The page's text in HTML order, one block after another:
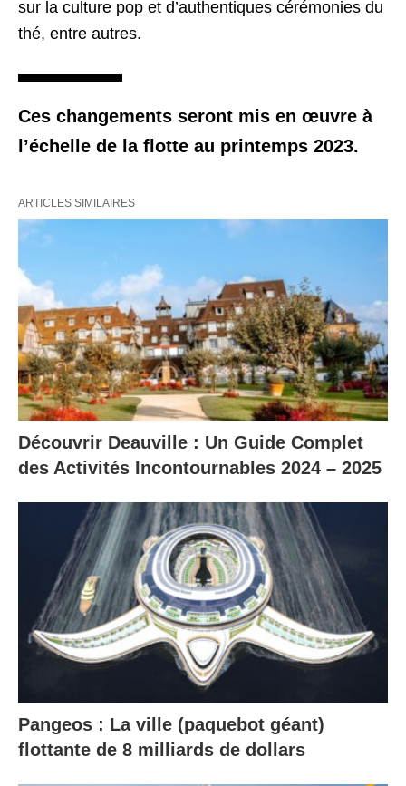
sur la culture pop et d’authentiques cérémonies du
thé, entre autres.
Ces changements seront mis en œuvre à
l’échelle de la flotte au printemps 2023.
ARTICLES SIMILAIRES
Découvrir Deauville : Un Guide Complet
des Activités Incontournables 2024 – 2025
Pangeos : La ville (paquebot géant)
flottante de 8 milliards de dollars